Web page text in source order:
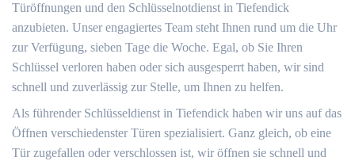
Türöffnungen und den Schlüsselnotdienst in Tiefendick
anzubieten. Unser engagiertes Team steht Ihnen rund um die Uhr
zur Verfügung, sieben Tage die Woche. Egal, ob Sie Ihren
Schlüssel verloren haben oder sich ausgesperrt haben, wir sind
schnell und zuverlässig zur Stelle, um Ihnen zu helfen.
Als führender Schlüsseldienst in Tiefendick haben wir uns auf das
Öffnen verschiedenster Türen spezialisiert. Ganz gleich, ob eine
Tür zugefallen oder verschlossen ist, wir öffnen sie schnell und